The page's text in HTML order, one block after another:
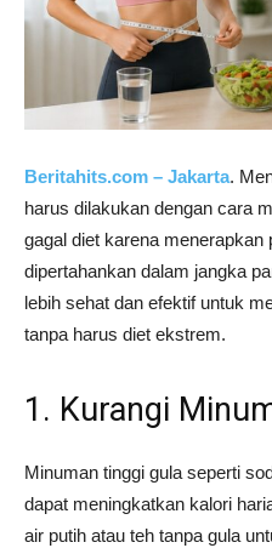
Beritahits.com – Jakarta.
harus dilakukan dengan cara
gagal diet karena menerapkan
dipertahankan dalam jangka
lebih sehat dan efektif untuk
tanpa harus diet ekstrem.
1. Kurangi
Minuman tinggi gula seperti
dapat meningkatkan kalori
air putih atau teh tanpa gula